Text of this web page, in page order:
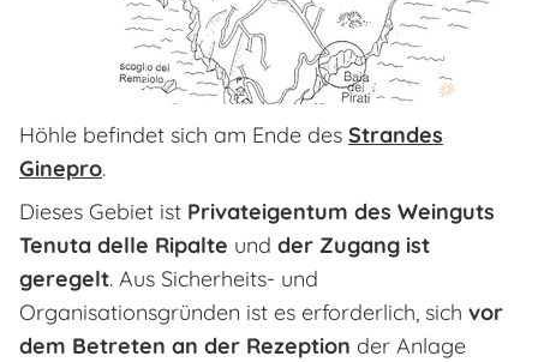
Höhle befindet sich am Ende des Strandes
Ginepro.
Dieses Gebiet ist Privateigentum des Weinguts
Tenuta delle Ripalte und der Zugang ist
geregelt. Aus Sicherheits- und
Organisationsgründen ist es erforderlich, sich vor
dem Betreten an der Rezeption der Anlage